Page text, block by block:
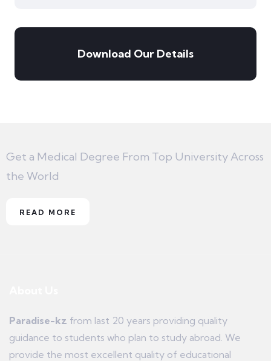
Download Our Details
Get a Medical Degree From Top University Across
the World
READ MORE
Paradise-kz from last 20 years providing quality
guidance to students who plan to study abroad. We
provide the most excellent quality of educational